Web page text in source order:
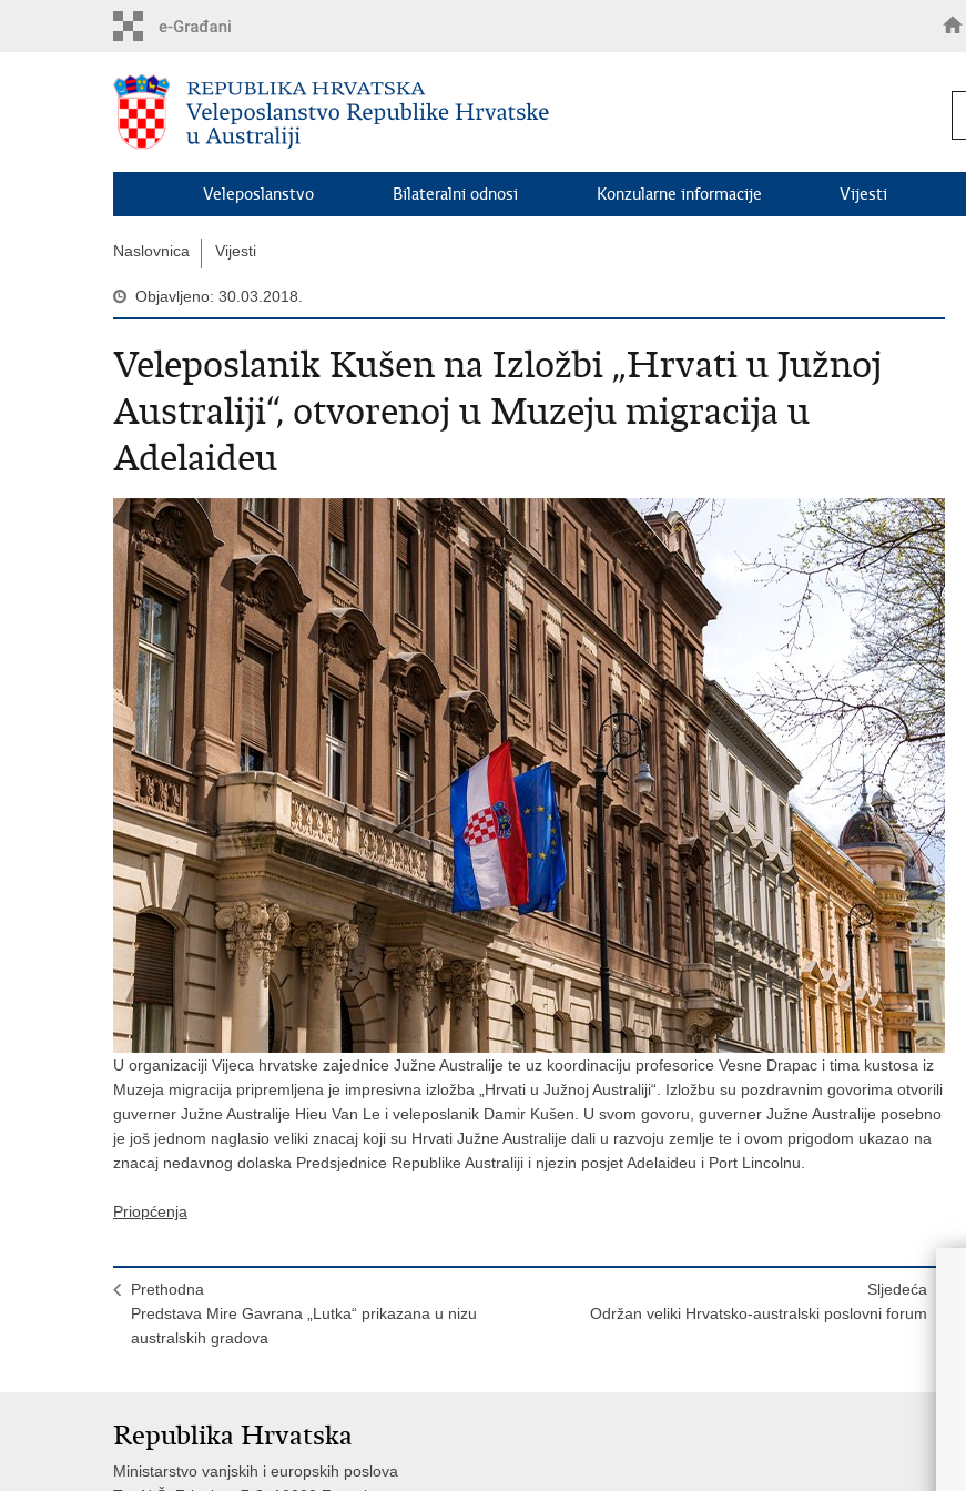
Veleposlanstvo Bilateralni odnosi Konzularne informacije Vijesti
Naslovnica Vijesti
Objavljeno: 30.03.2018.
Veleposlanik Kušen na Izložbi „Hrvati u Južnoj
Australiji“, otvorenoj u Muzeju migracija u
Adelaideu
U organizaciji Vijeca hrvatske zajednice Južne Australije te uz koordinaciju profesorice Vesne Drapac i tima kustosa iz
Muzeja migracija pripremljena je impresivna izložba „Hrvati u Južnoj Australiji“. Izložbu su pozdravnim govorima otvorili
guverner Južne Australije Hieu Van Le i veleposlanik Damir Kušen. U svom govoru, guverner Južne Australije posebno
je još jednom naglasio veliki znacaj koji su Hrvati Južne Australije dali u razvoju zemlje te i ovom prigodom ukazao na
znacaj nedavnog dolaska Predsjednice Republike Australiji i njezin posjet Adelaideu i Port Lincolnu.
Priopćenja
Prethodna
Predstava Mire Gavrana „Lutka“ prikazana u nizu
australskih gradova
Sljedeća
Održan veliki Hrvatsko-australski poslovni forum
Republika Hrvatska
Ministarstvo vanjskih i europskih poslova